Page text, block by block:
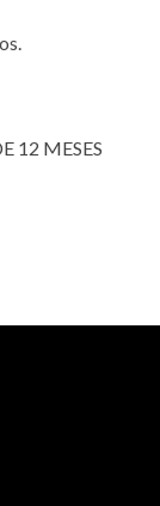
12 MESES